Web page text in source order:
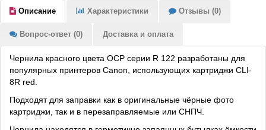
Описание Характеристики Отзывы (0)
Вопрос-ответ (0) Доставка и оплата
Чернила красного цвета OCP серии R 122 разработаны для
популярных принтеров Canon, использующих картриджи CLI-
8R red.
Подходят для заправки как в оригинальные чёрные фото
картриджи, так и в перезаправляемые или СНПЧ.